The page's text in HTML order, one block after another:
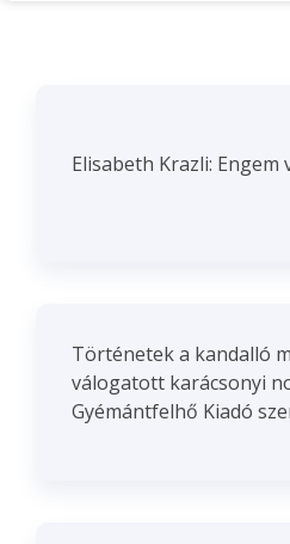
Elisabeth Krazli: Engem
Történetek a kandalló
válogatott karácsonyi
Gyémántfelhő Kiadó